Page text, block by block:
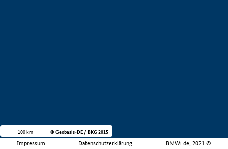
Impressum Datenschutzerklärung BMWi.de, 2021 ©
100 km © Geobasis-DE / BKG 2015